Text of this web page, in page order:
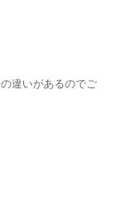
違いがあるのでご